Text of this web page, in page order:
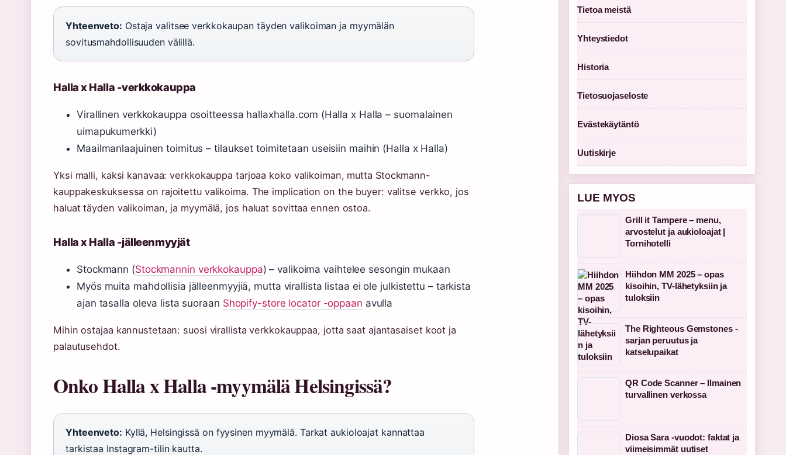
Yhteenveto: Ostaja valitsee verkkokaupan täyden valikoiman ja myymälän
sovitusmahdollisuuden välillä.
Halla x Halla -verkkokauppa
Virallinen verkkokauppa osoitteessa hallaxhalla.com (Halla x Halla – suomalainen
uimapukumerkki)
Maailmanlaajuinen toimitus – tilaukset toimitetaan useisiin maihin (Halla x Halla)
Yksi malli, kaksi kanavaa: verkkokauppa tarjoaa koko valikoiman, mutta Stockmann-
kauppakeskuksessa on rajoitettu valikoima. The implication on the buyer: valitse verkko, jos
haluat täyden valikoiman, ja myymälä, jos haluat sovittaa ennen ostoa.
Halla x Halla -jälleenmyyjät
Stockmann (Stockmannin verkkokauppa) – valikoima vaihtelee sesongin mukaan
Myös muita mahdollisia jälleenmyyjiä, mutta virallista listaa ei ole julkistettu – tarkista
ajan tasalla oleva lista suoraan Shopify-store locator -oppaan avulla
Mihin ostajaa kannustetaan: suosi virallista verkkokauppaa, jotta saat ajantasaiset koot ja
palautusehdot.
Onko Halla x Halla -myymälä Helsingissä?
Yhteenveto: Kyllä, Helsingissä on fyysinen myymälä. Tarkat aukioloajat kannattaa
tarkistaa Instagram-tilin kautta.
Tietoa meistä
Yhteystiedot
Historia
Tietosuojaseloste
Evästekäytäntö
Uutiskirje
LUE MYOS
Grill it Tampere – menu,
arvostelut ja aukioloajat |
Tornihotelli
Hiihdon MM 2025 – opas
kisoihin, TV-lähetyksiin ja
tuloksiin
The Righteous Gemstones -
sarjan peruutus ja
katselupaikat
QR Code Scanner – Ilmainen
turvallinen verkossa
Diosa Sara -vuodot: faktat ja
viimeisimmät uutiset